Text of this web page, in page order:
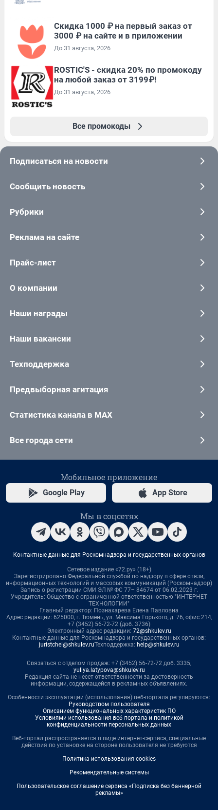
Скидка 1000 ₽ на первый заказ от
3000 ₽ на сайте и в приложении
До 31 августа, 2026
ROSTIC'S - скидка 20% по промокоду
на любой заказ от 3199₽!
До 31 августа, 2026
Все промокоды
Подписаться на новости
Сообщить новость
Рубрики
Реклама на сайте
Прайс-лист
О компании
Наши награды
Наши вакансии
Техподдержка
Предвыборная агитация
Статистика канала в MAX
Все города сети
Мобильное приложение
Google Play App Store
Мы в соцсетях
Контактные данные для Роскомнадзора и государственных органов
Сетевое издание «72.ру» (18+)
Зарегистрировано Федеральной службой по надзору в сфере связи,
информационных технологий и массовых коммуникаций (Роскомнадзор)
Запись о регистрации СМИ ЭЛ № ФС 77– 84674 от 06.02.2023 г.
Учредитель: Общество с ограниченной ответственностью "ИНТЕРНЕТ
ТЕХНОЛОГИИ"
Главный редактор: Познахарева Елена Павловна
Адрес редакции: 625000, г. Тюмень, ул. Максима Горького, д. 76, офис 214,
+7 (3452) 56-72-72 (доб. 3736)
Электронный адрес редакции: 72@shkulev.ru
Контактные данные для Роскомнадзора и государственных органов:
juristchel@shkulev.ruТехподдержка: help@shkulev.ru
Связаться с отделом продаж: +7 (3452) 56-72-72 доб. 3335,
yuliya.latypova@shkulev.ru
Редакция сайта не несет ответственности за достоверность
информации, содержащейся в рекламных объявлениях.
Особенности эксплуатации (использования) веб-портала регулируются:
Руководством пользователя
Описанием функциональных характеристик ПО
Условиями использования веб-портала и политикой
конфиденциальности персональных данных
Веб-портал распространяется в виде интернет-сервиса, специальные
действия по установке на стороне пользователя не требуются
Политика использования cookies
Рекомендательные системы
Пользовательское соглашение сервиса «Подписка без баннерной
рекламы»